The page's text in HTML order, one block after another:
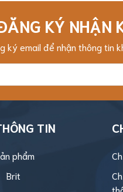
KÝ NHẬN
ký email để nhận thông tin
TIN
phẩm
Brit